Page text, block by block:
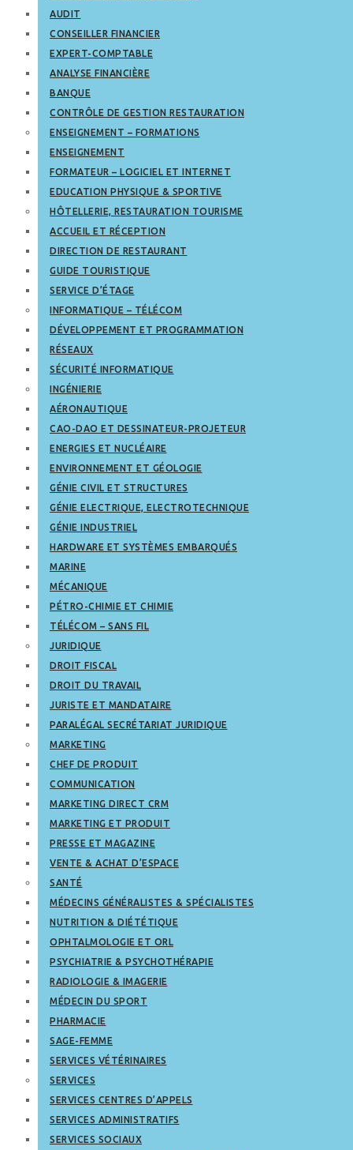
AUDIT
CONSEILLER FINANCIER
EXPERT-COMPTABLE
ANALYSE FINANCIÈRE
BANQUE
CONTRÔLE DE GESTION RESTAURATION
ENSEIGNEMENT – FORMATIONS
ENSEIGNEMENT
FORMATEUR – LOGICIEL ET INTERNET
EDUCATION PHYSIQUE & SPORTIVE
HÔTELLERIE, RESTAURATION TOURISME
ACCUEIL ET RÉCEPTION
DIRECTION DE RESTAURANT
GUIDE TOURISTIQUE
SERVICE D’ÉTAGE
INFORMATIQUE – TÉLÉCOM
DÉVELOPPEMENT ET PROGRAMMATION
RÉSEAUX
SÉCURITÉ INFORMATIQUE
INGÉNIERIE
AÉRONAUTIQUE
CAO-DAO ET DESSINATEUR-PROJETEUR
ENERGIES ET NUCLÉAIRE
ENVIRONNEMENT ET GÉOLOGIE
GÉNIE CIVIL ET STRUCTURES
GÉNIE ELECTRIQUE, ELECTROTECHNIQUE
GÉNIE INDUSTRIEL
HARDWARE ET SYSTÈMES EMBARQUÉS
MARINE
MÉCANIQUE
PÉTRO-CHIMIE ET CHIMIE
TÉLÉCOM – SANS FIL
JURIDIQUE
DROIT FISCAL
DROIT DU TRAVAIL
JURISTE ET MANDATAIRE
PARALÉGAL SECRÉTARIAT JURIDIQUE
MARKETING
CHEF DE PRODUIT
COMMUNICATION
MARKETING DIRECT CRM
MARKETING ET PRODUIT
PRESSE ET MAGAZINE
VENTE & ACHAT D’ESPACE
SANTÉ
MÉDECINS GÉNÉRALISTES & SPÉCIALISTES
NUTRITION & DIÉTÉTIQUE
OPHTALMOLOGIE ET ORL
PSYCHIATRIE & PSYCHOTHÉRAPIE
RADIOLOGIE & IMAGERIE
MÉDECIN DU SPORT
PHARMACIE
SAGE-FEMME
SERVICES VÉTÉRINAIRES
SERVICES
SERVICES CENTRES D’APPELS
SERVICES ADMINISTRATIFS
SERVICES SOCIAUX